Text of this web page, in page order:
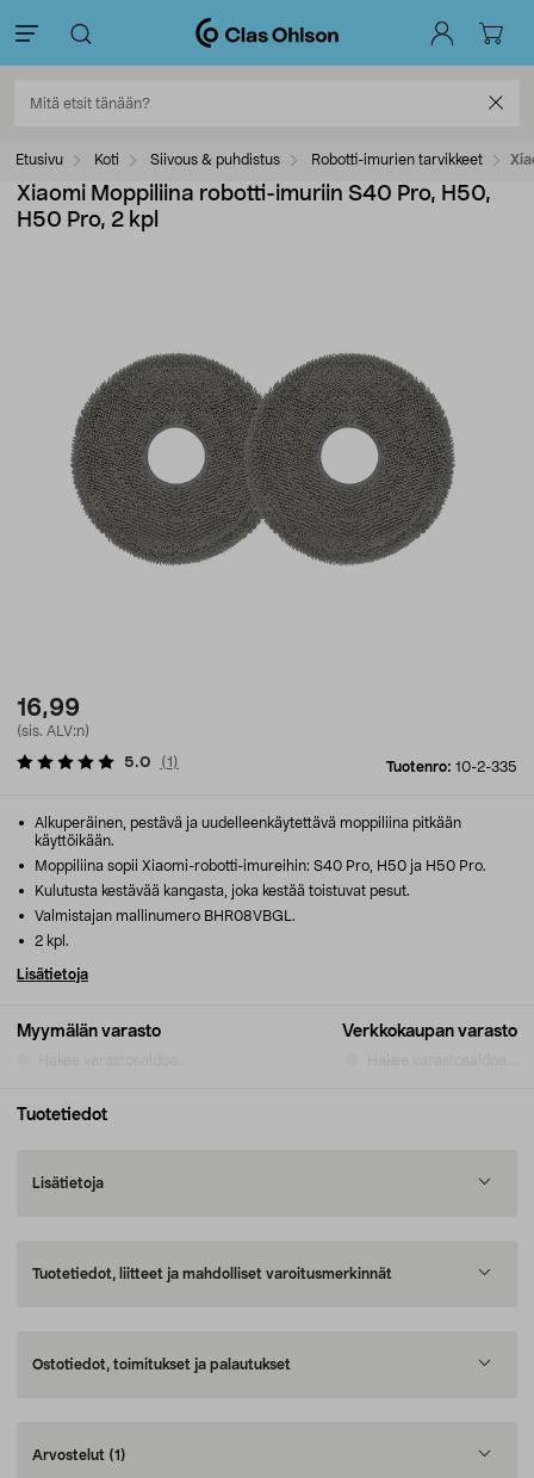
Etusivu Koti Siivous & puhdistus Robotti-imurien tarvikkeet
Xiaomi Moppiliina robotti-imuriin S40 Pro, H50,
H50 Pro, 2 kpl
16,99
(sis. ALV:n)
Tuotenro: 10-2-335
5.0 (1 )
Myymälän varasto Verkkokaupan varasto
Alkuperäinen, pestävä ja uudelleenkäytettävä moppiliina pitkään
käyttöikään.
Moppiliina sopii Xiaomi-robotti-imureihin: S40 Pro, H50 ja H50 Pro.
Kulutusta kestävää kangasta, joka kestää toistuvat pesut.
Valmistajan mallinumero BHR08VBGL.
2 kpl.
Lisätietoja
Tuotetiedot
Lisätietoja
Tuotetiedot, liitteet ja mahdolliset varoitusmerkinnät
Ostotiedot, toimitukset ja palautukset
Arvostelut (1)